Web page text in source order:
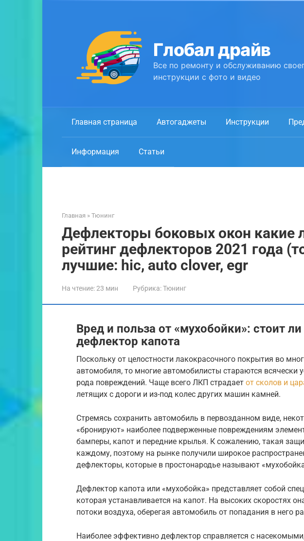
Глобал драйв
Все по ремонту и обслуживанию
инструкции с фото и видео
Главная страница Автогаджеты Инструкции
Информация Статьи
Главная » Тюнинг
Дефлекторы боковых окон какие
рейтинг дефлекторов 2021 года
лучшие: hic, auto clover, egr
На чтение:23 мин Рубрика:Тюнинг
Вред и польза от «мухобойки»: стоит
дефлектор капота
Поскольку от целостности лакокрасочного покрытия во
автомобиля, то многие автомобилисты стараются всячески
рода повреждений. Чаще всего ЛКП страдает от сколов и
летящих с дороги и из-под колес других машин камней.
Стремясь сохранить автомобиль в первозданном виде,
«бронируют» наиболее подверженные повреждениям
бамперы, капот и передние крылья. К сожалению, такая
каждому, поэтому на рынке получили широкое
дефлекторы, которые в простонародье называют
Дефлектор капота или «мухобойка» представляет собой
которая устанавливается на капот. На высоких скоростях
потоки воздуха, оберегая автомобиль от попадания в него
Наиболее эффективно дефлектор справляется с